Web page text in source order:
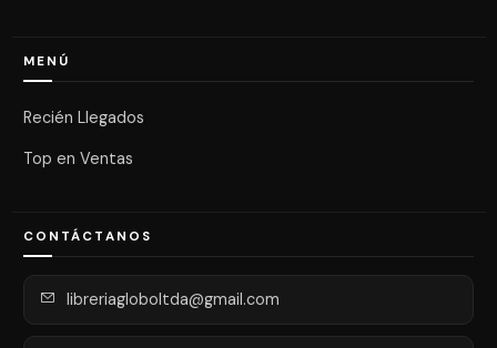
MENÚ
Recién Llegados
Top en Ventas
CONTÁCTANOS
libreriagloboltda@gmail.com